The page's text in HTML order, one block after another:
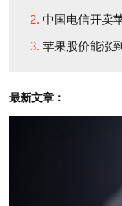
在，我们来具体
每项内容。为什
内容轻重缓急的排
如何？
“我们创新的速
直难以想象”这是
中国电信开卖
苹果股价能涨
最新文章：